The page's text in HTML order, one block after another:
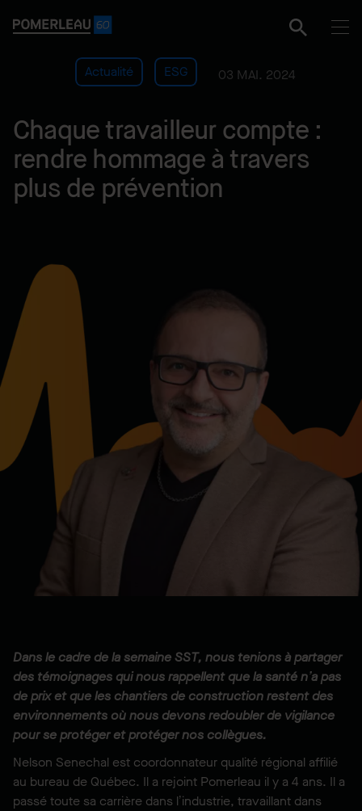
Actualité ESG 03 MAI. 2024
Chaque travailleur compte :
rendre hommage à travers
plus de prévention
Dans le cadre de la semaine SST, nous tenions à partager
des témoignages qui nous rappellent que la santé n’a pas
de prix et que les chantiers de construction restent des
environnements où nous devons redoubler de vigilance
pour se protéger et protéger nos collègues.
Nelson Senechal est coordonnateur qualité régional affilié
au bureau de Québec. Il a rejoint Pomerleau il y a 4 ans. Il a
passé toute sa carrière dans l’industrie, travaillant dans